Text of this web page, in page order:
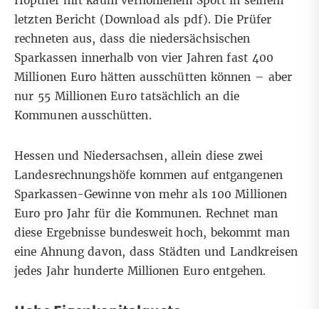
letzten Bericht (Download als pdf). Die Prüfer
rechneten aus, dass die niedersächsischen
Sparkassen innerhalb von vier Jahren fast 400
Millionen Euro hätten ausschütten können – aber
nur 55 Millionen Euro tatsächlich an die
Kommunen ausschütten.
Hessen und Niedersachsen, allein diese zwei
Landesrechnungshöfe kommen auf entgangenen
Sparkassen-Gewinne von mehr als 100 Millionen
Euro pro Jahr für die Kommunen. Rechnet man
diese Ergebnisse bundesweit hoch, bekommt man
eine Ahnung davon, dass Städten und Landkreisen
jedes Jahr hunderte Millionen Euro entgehen.